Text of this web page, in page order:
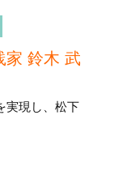
家 鈴木 武
実現し、松下